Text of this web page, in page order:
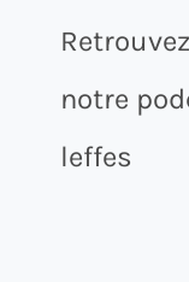
notre
leffes